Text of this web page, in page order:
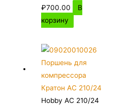
₽700.00
В
корзину
Hobby AC 210/24